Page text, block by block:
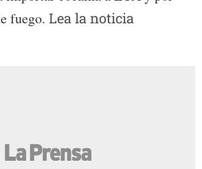
fuego. Lea la noticia